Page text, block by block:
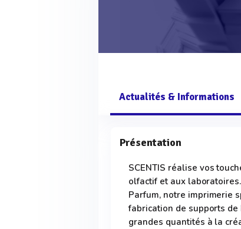
Actualités & Informations
Présentation
SCENTIS réalise vos
olfactif et aux
Parfum, notre imprimerie
fabrication de supports
grandes quantités à la